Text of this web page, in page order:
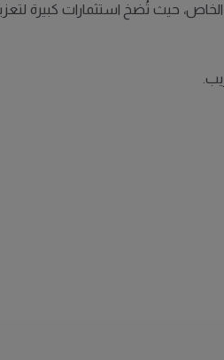
حيث تُضخ استثمارات كبيرة